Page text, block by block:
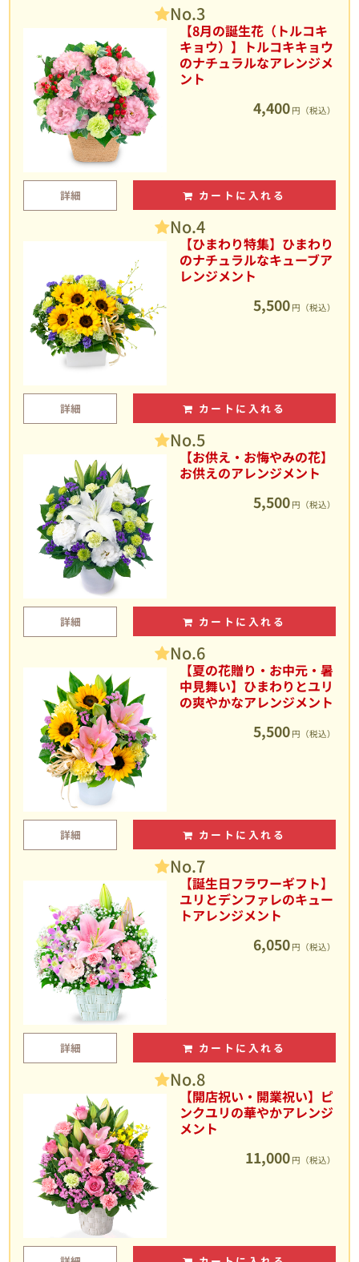
No.3
【8月の誕生花（トルコキ
キョウ）】トルコキキョウ
のナチュラルなアレンジメ
ント
4,400 円（税込）
詳細 カートに入れる
No.4
【ひまわり特集】ひまわり
のナチュラルなキューブア
レンジメント
5,500 円（税込）
詳細 カートに入れる
No.5
【お供え・お悔やみの花】
お供えのアレンジメント
5,500 円（税込）
詳細 カートに入れる
No.6
【夏の花贈り・お中元・暑
中見舞い】ひまわりとユリ
の爽やかなアレンジメント
5,500 円（税込）
詳細 カートに入れる
No.7
【誕生日フラワーギフト】
ユリとデンファレのキュー
トアレンジメント
6,050 円（税込）
詳細 カートに入れる
No.8
【開店祝い・開業祝い】ピ
ンクユリの華やかアレンジ
メント
11,000 円（税込）